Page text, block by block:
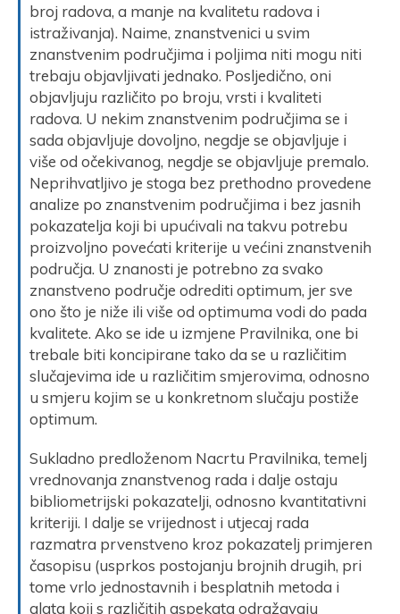
broj radova, a manje na kvalitetu radova i
istraživanja). Naime, znanstvenici u svim
znanstvenim područjima i poljima niti mogu niti
trebaju objavljivati jednako. Posljedično, oni
objavljuju različito po broju, vrsti i kvaliteti
radova. U nekim znanstvenim područjima se i
sada objavljuje dovoljno, negdje se objavljuje i
više od očekivanog, negdje se objavljuje premalo.
Neprihvatljivo je stoga bez prethodno provedene
analize po znanstvenim područjima i bez jasnih
pokazatelja koji bi upućivali na takvu potrebu
proizvoljno povećati kriterije u većini znanstvenih
područja. U znanosti je potrebno za svako
znanstveno područje odrediti optimum, jer sve
ono što je niže ili više od optimuma vodi do pada
kvalitete. Ako se ide u izmjene Pravilnika, one bi
trebale biti koncipirane tako da se u različitim
slučajevima ide u različitim smjerovima, odnosno
u smjeru kojim se u konkretnom slučaju postiže
optimum.
Sukladno predloženom Nacrtu Pravilnika, temelj
vrednovanja znanstvenog rada i dalje ostaju
bibliometrijski pokazatelji, odnosno kvantitativni
kriteriji. I dalje se vrijednost i utjecaj rada
razmatra prvenstveno kroz pokazatelj primjeren
časopisu (usprkos postojanju brojnih drugih, pri
tome vrlo jednostavnih i besplatnih metoda i
alata koji s različitih aspekata odražavaju